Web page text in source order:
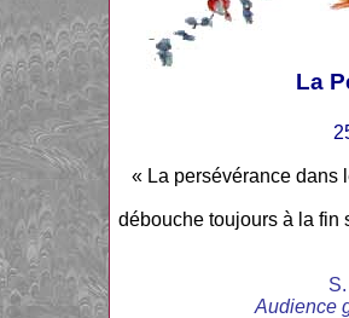
La
« La persévérance dans
débouche toujours à la fin
Audience